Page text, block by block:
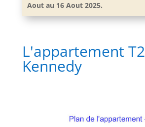
Aout au 16 Aout 2025.
L'appartement T2
Kennedy